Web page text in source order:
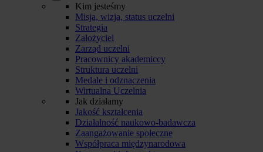
Kim jesteśmy
Misja, wizja, status uczelni
Strategia
Założyciel
Zarząd uczelni
Pracownicy akademiccy
Struktura uczelni
Medale i odznaczenia
Wirtualna Uczelnia
Jak działamy
Jakość kształcenia
Działalność naukowo-badawcza
Zaangażowanie społeczne
Współpraca międzynarodowa